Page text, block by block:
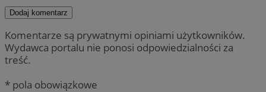
Dodaj komentarz
Komentarze są prywatnymi opiniami użytkowników.
Wydawca portalu nie ponosi odpowiedzialności za
treść.
* pola obowiązkowe